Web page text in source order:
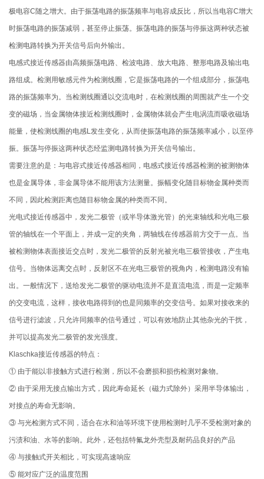
极电容C随之增大。由于振荡电路的振荡频率与电容成反比，所以当电容C增大
时振荡电路的振荡减弱，甚至停止振荡。振荡电路的振荡与停振这两种状态被
检测电路转换为开关信号后向外输出。
电感式接近传感器由高频振荡电路、检波电路、放大电路、整形电路及输出电
路组成。检测用敏感元件为检测线圈，它是振荡电路的一个组成部分，振荡电
路的振荡频率为。当检测线圈通以交流电时，在检测线圈的周围就产生一个交
变的磁场，当金属物体接近检测线圈时，金属物体就会产生电涡流而吸收磁场
能量，使检测线圈的电感L发生变化，从而使振荡电路的振荡频率减小，以至停
振。振荡与停振这两种状态经监测电路转换为开关信号输出。
需要注意的是：与电容式接近传感器相同，电感式接近传感器检测的被测物体
也是金属导体，非金属导体不能用该方法测量。振幅变化随目标物金属种类而
不同，因此检测距离也随目标物金属的种类而不同。
光电式接近传感器中，发光二极管（或半导体激光管）的光束轴线和光电三极
管的轴线在一个平面上，并成一定的夹角，两轴线在传感器前方交于一点。当
被检测物体表面接近交点时，发光二极管的反射光被光电三极管接收，产生电
信号。当物体远离交点时，反射区不在光电三极管的视角内，检测电路没有输
出。一般情况下，送给发光二极管的驱动电流并不是直流电流，而是一定频率
的交变电流，这样，接收电路得到的也是同频率的交变信号。如果对接收来的
信号进行滤波，只允许同频率的信号通过，可以有效地防止其他杂光的干扰，
并可以提高发光二极管的发光强度。
Klaschka接近传感器的特点：
① 由于能以非接触方式进行检测，所以不会磨损和损伤检测对象物。
② 由于采用无接点输出方式，因此寿命延长（磁力式除外）采用半导体输出，
对接点的寿命无影响。
③ 与光检测方式不同，适合在水和油等环境下使用检测时几乎不受检测对象的
污渍和油、水等的影响。此外，还包括特氟龙外壳型及耐药品良好的产品
④ 与接触式开关相比，可实现高速响应
⑤ 能对应广泛的温度范围